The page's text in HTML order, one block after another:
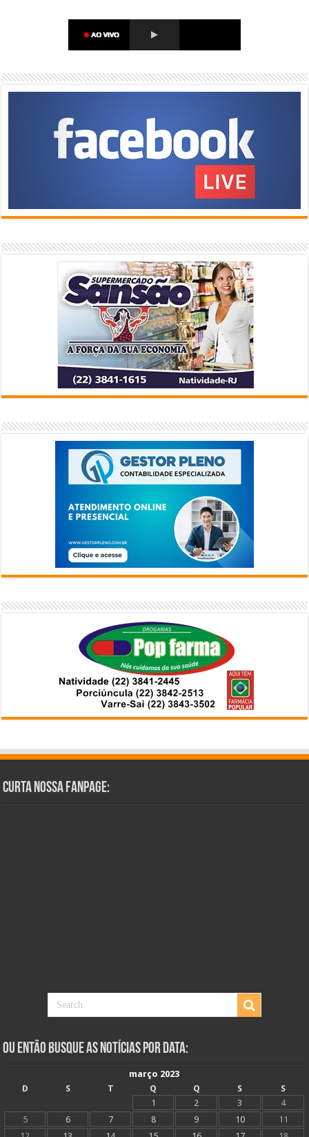
Curta Nossa Fanpage:
Ou Então Busque as Notícias Por Data:
março 2023
D
S T Q Q S
S
1
2 3
4
5
6 7 8 9 10
11